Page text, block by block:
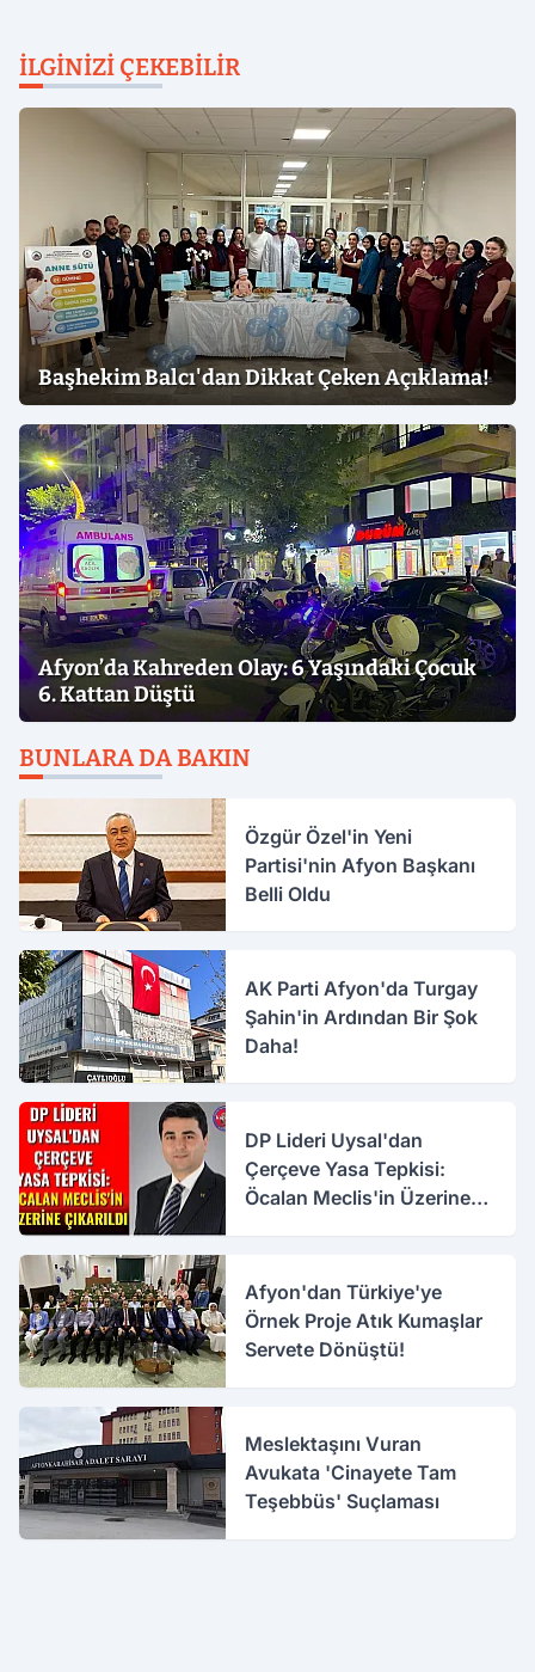
İLGINIZI ÇEKEBILIR
Başhekim Balcı'dan Dikkat Çeken Açıklama!
Afyon’da Kahreden Olay: 6 Yaşındaki Çocuk
6. Kattan Düştü
BUNLARA DA BAKIN
Özgür Özel'in Yeni
Partisi'nin Afyon Başkanı
Belli Oldu
AK Parti Afyon'da Turgay
Şahin'in Ardından Bir Şok
Daha!
DP Lideri Uysal'dan
Çerçeve Yasa Tepkisi:
Öcalan Meclis'in Üzerine
Afyon'dan Türkiye'ye
Örnek Proje Atık Kumaşlar
Servete Dönüştü!
Meslektaşını Vuran
Avukata 'Cinayete Tam
Teşebbüs' Suçlaması